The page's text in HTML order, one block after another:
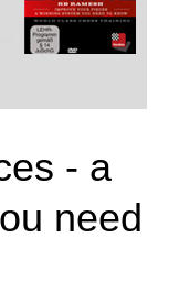
- a
need